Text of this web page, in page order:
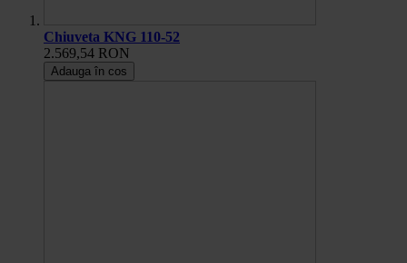
Chiuveta KNG 110-52
2.569,54 RON
Adauga în cos